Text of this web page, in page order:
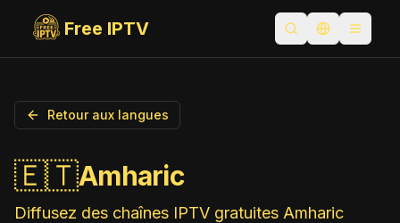
Free IPTV Ouvrir laChanger la
Retour aux langues
🇪🇹Amharic
Diffusez des chaînes IPTV gratuites Amharic